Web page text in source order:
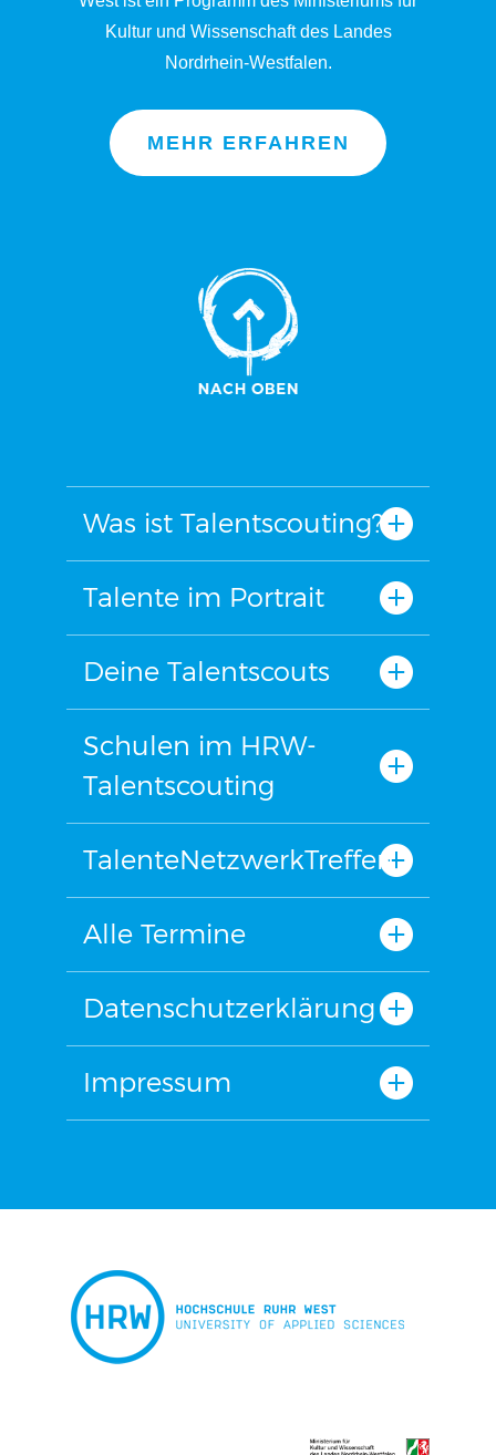
Kultur und Wissenschaft des Landes
Nordrhein-Westfalen.
MEHR ERFAHREN
Was ist Talentscouting?
Talente im Portrait
Deine Talentscouts
Schulen im HRW-
Talentscouting
TalenteNetzwerkTreffen
Alle Termine
Datenschutzerklärung
Impressum